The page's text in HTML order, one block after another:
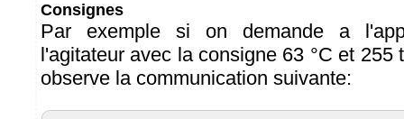
Consignes
Par exemple si on demande a
l'agitateur avec la consigne 63 °C et 255
observe la communication suivante: